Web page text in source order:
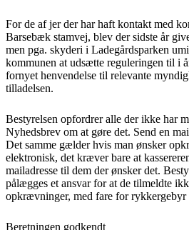
For de af jer der har haft kontakt med
Barsebæk stamvej, blev der sidste år
men pga. skyderi i Ladegårdsparken
kommunen at udsætte reguleringen til i
fornyet henvendelse til relevante
tilladelsen.
Bestyrelsen opfordrer alle der ikke har
Nyhedsbrev om at gøre det. Send en
Det samme gælder hvis man ønsker
elektronisk, det kræver bare at
mailadresse til dem der ønsker det.
pålægges et ansvar for at de tilmeldte
opkrævninger, med fare for rykkergebyr
Beretningen godkendt